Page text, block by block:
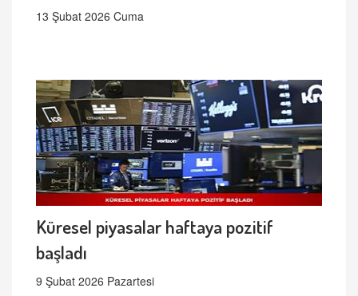
13 Şubat 2026 Cuma
Küresel piyasalar haftaya pozitif
başladı
9 Şubat 2026 Pazartesi